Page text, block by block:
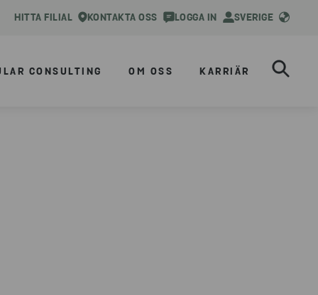
HITTA FILIAL KONTAKTA OSS LOGGA IN SVERIGE
CONSULTING OM OSS KARRIÄR